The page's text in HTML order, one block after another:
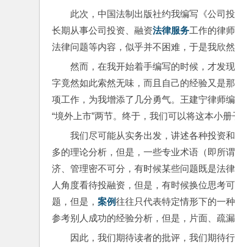
此次，中国法制出版社约我编写《公司
长期从事公司投资、融资法律服务工作的律
法律问题等内容，似乎并不困难，于是我欣然
然而，在我开始着手编写的时候，才发
字竟然如此索然无味，而且自己的经验又是
项工作，为我增添了几分勇气。王建宁律师
“境外上市”两节。终于，我们可以将这本小册
我们尽可能从实务出发，讲述各种投资
多的理论分析，但是，一些专业术语（即所
济、管理密不可分，有时候某些问题既是法
人角度看待投融资，但是，有时候换位思考
题，但是， 案例往往只代表特定情形下的一
参考别人成功的经验分析，但是，片面、疏
因此，我们期待读者的批评，我们期待行